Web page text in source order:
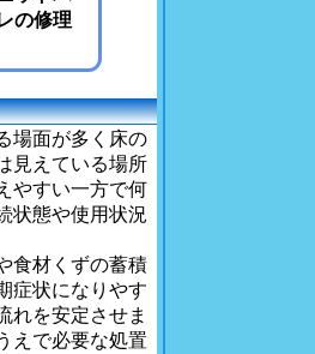
の修理
場面が多く床の
見えている場所
やすい一方で何
状態や使用状況
食材くずの蓄積
症状になりやす
れを安定させま
えで必要な処置